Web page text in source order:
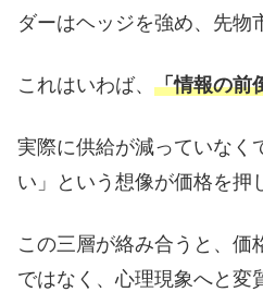
ダーはヘッジを強め、先物
これはいわば、 「情報の前
実際に供給が減っていなく
い」という想像が価格を押
この三層が絡み合うと、価
ではなく、心理現象へと変